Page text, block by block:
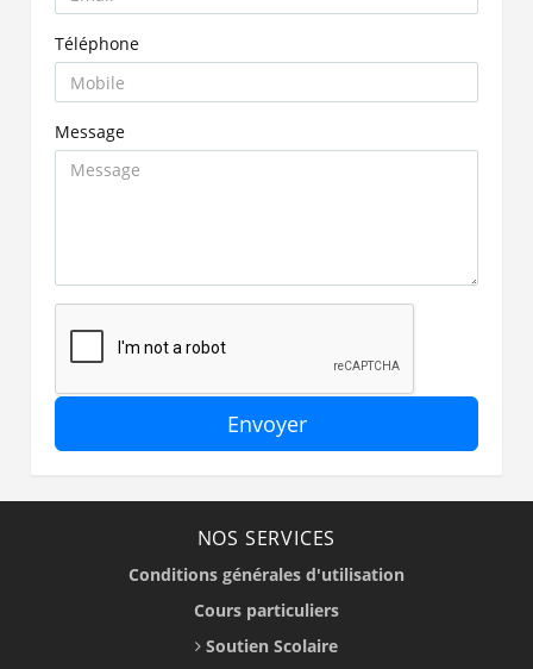
Téléphone
Message
Envoyer
NOS SERVICES
Conditions générales d'utilisation
Cours particuliers
Soutien Scolaire